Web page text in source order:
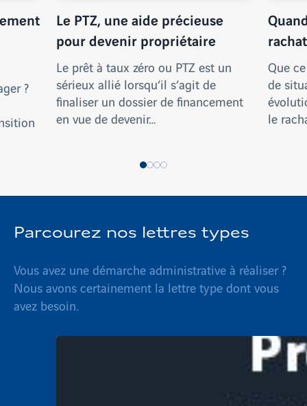
?
Le PTZ, une aide précieuse
pour devenir propriétaire
Le prêt à taux zéro ou PTZ est un
sérieux allié lorsqu’il s’agit de
finaliser un dossier de financement
en vue de devenir…
Que
de
le
Parcourez nos lettres types
Vous avez une démarche administrative à réaliser ?
Nous avons certainement la lettre type dont vous
avez besoin.